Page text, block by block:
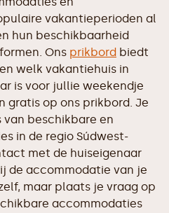
vakantieperioden al
hun beschikbaarheid
Ons prikbord biedt
welk vakantiehuis in
is voor jullie weekendje
gratis op ons prikbord. Je
beschikbare en
in de regio Súdwest-
met de huiseigenaar
de accommodatie van je
maar plaats je vraag op
accommodaties